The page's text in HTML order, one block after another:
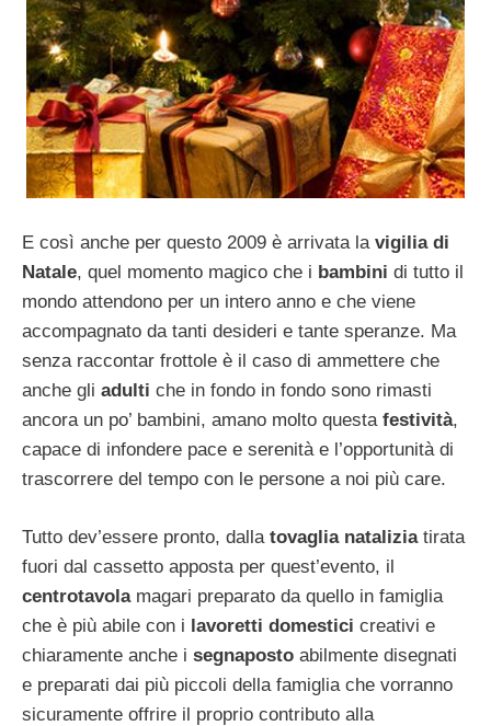
E così anche per questo 2009 è arrivata la vigilia di
Natale, quel momento magico che i bambini di tutto il
mondo attendono per un intero anno e che viene
accompagnato da tanti desideri e tante speranze. Ma
senza raccontar frottole è il caso di ammettere che
anche gli adulti che in fondo in fondo sono rimasti
ancora un po’ bambini, amano molto questa festività,
capace di infondere pace e serenità e l’opportunità di
trascorrere del tempo con le persone a noi più care.
Tutto dev’essere pronto, dalla tovaglia nataliziatirata
fuori dal cassetto apposta per quest’evento, il
centrotavolamagari preparato da quello in famiglia
che è più abile con i lavoretti domestici creativi e
chiaramente anche i segnaposto abilmente disegnati
e preparati dai più piccoli della famiglia che vorranno
sicuramente offrire il proprio contributo alla